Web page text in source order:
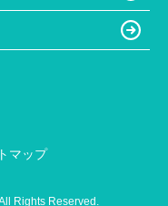
マップ
Rights Reserved.